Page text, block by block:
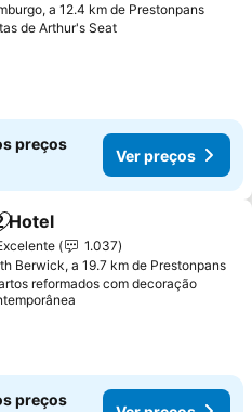
a 12.4 km de Prestonpans
de Arthur's SeatVer preços
preços
Ver preços
aos favoritos
Hotel
1.037
Berwick, a 19.7 km de Prestonpans
reformados com decoração
preços